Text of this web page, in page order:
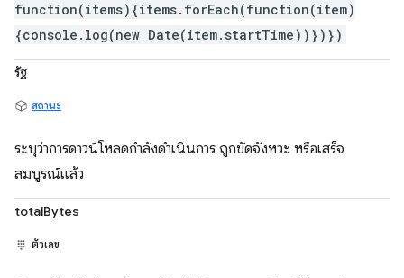
function(items){items.forEach(function(item)
{console.log(new Date(item.startTime))})})
รัฐ
สถานะ
ระบุว่าการดาวน์โหลดกำลังดำเนินการ ถูกขัดจังหวะ หรือเสร็จ
สมบูรณ์แล้ว
totalBytes
ตัวเลข